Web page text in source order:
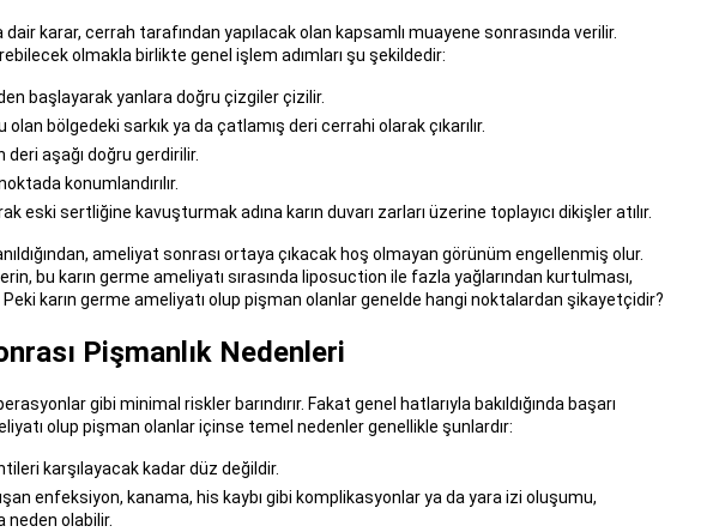
dair karar, cerrah tarafından yapılacak olan kapsamlı muayene sonrasında verilir.
olmakla birlikte genel işlem adımları şu şekildedir:
başlayarak yanlara doğru çizgiler çizilir.
bölgedeki sarkık ya da çatlamış deri cerrahi olarak çıkarılır.
deri aşağı doğru gerdirilir.
konumlandırılır.
eski sertliğine kavuşturmak adına karın duvarı zarları üzerine toplayıcı dikişler atılır.
ameliyat sonrası ortaya çıkacak hoş olmayan görünüm engellenmiş olur.
bu karın germe ameliyatı sırasında liposuction ile fazla yağlarından kurtulması,
karın germe ameliyatı olup pişman olanlar genelde hangi noktalardan şikayetçidir?
Pişmanlık Nedenleri
gibi minimal riskler barındırır. Fakat genel hatlarıyla bakıldığında başarı
olup pişman olanlar içinse temel nedenler genellikle şunlardır:
karşılayacak kadar düz değildir.
enfeksiyon, kanama, his kaybı gibi komplikasyonlar ya da yara izi oluşumu,
neden olabilir.